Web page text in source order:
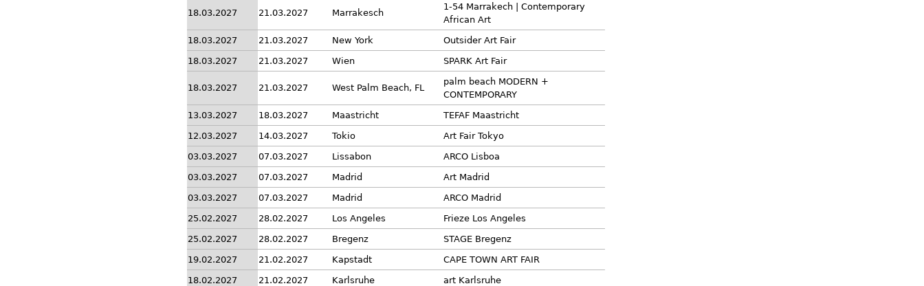
18.03.2027 21.03.2027 Marrakesch
1-54 Marrakech | Contemporary
African Art
18.03.2027
21.03.2027 New York
Outsider Art Fair
18.03.2027
21.03.2027 Wien SPARK Art Fair
18.03.2027 21.03.2027 West Palm Beach, FL
palm beach MODERN +
CONTEMPORARY
13.03.2027
18.03.2027 Maastricht
TEFAF Maastricht
12.03.2027
14.03.2027 Tokio
Art Fair Tokyo
03.03.2027
07.03.2027 Lissabon
ARCO Lisboa
03.03.2027
07.03.2027 Madrid
Art Madrid
03.03.2027
07.03.2027 Madrid
ARCO Madrid
25.02.2027
28.02.2027 Los Angeles
Frieze Los Angeles
25.02.2027
28.02.2027 Bregenz
STAGE Bregenz
19.02.2027
21.02.2027 Kapstadt
CAPE TOWN ART FAIR
18.02.2027
21.02.2027 Karlsruhe
art Karlsruhe